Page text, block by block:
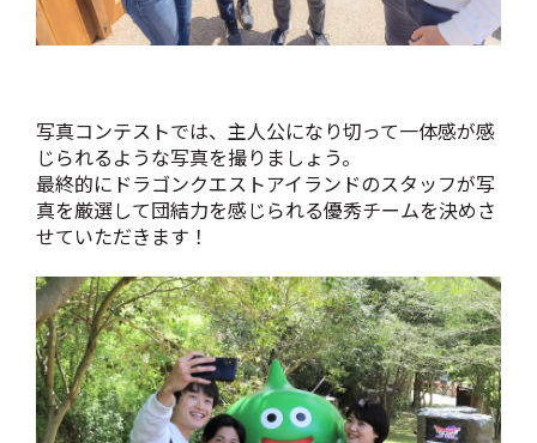
写真コンテストでは、主人公になり切って一体感が感
じられるような写真を撮りましょう。
最終的にドラゴンクエストアイランドのスタッフが写
真を厳選して団結力を感じられる優秀チームを決めさ
せていただきます！